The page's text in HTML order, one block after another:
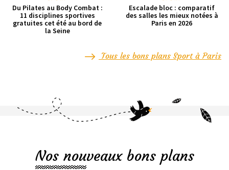
Du Pilates au Body Combat :
11 disciplines sportives
gratuites cet été au bord de
la Seine
Escalade bloc : comparatif
des salles les mieux notées à
Paris en 2026
Tous les bons plans Sport à Paris
Nos nouveaux bons plans